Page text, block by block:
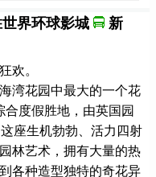
界环球影城
新
欢。
湾花园中最大的一个花
合度假胜地，由英国园
这座生机勃勃、活力四射
林艺术，拥有大量的热
各种造型独特的奇花异